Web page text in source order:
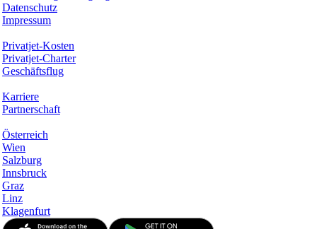
Datenschutz
Impressum
Privatjet-Kosten
Privatjet-Charter
Geschäftsflug
Karriere
Partnerschaft
Österreich
Wien
Salzburg
Innsbruck
Graz
Linz
Klagenfurt